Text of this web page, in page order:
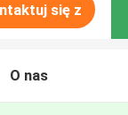
się z
O nas